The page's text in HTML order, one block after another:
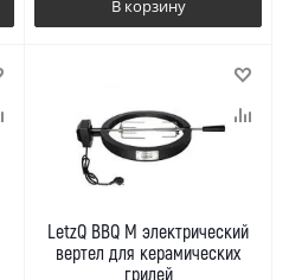
В корзину
LetzQ BBQ M электрический
вертел для керамических
грилей